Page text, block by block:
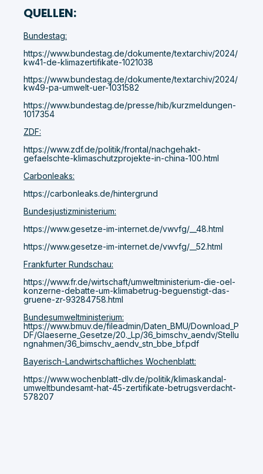
QUELLEN:
Bundestag:
https://www.bundestag.de/dokumente/textarchiv/2024/
kw41-de-klimazertifikate-1021038
https://www.bundestag.de/dokumente/textarchiv/2024/
kw49-pa-umwelt-uer-1031582
https://www.bundestag.de/presse/hib/kurzmeldungen-
1017354
ZDF:
https://www.zdf.de/politik/frontal/nachgehakt-
gefaelschte-klimaschutzprojekte-in-china-100.html
Carbonleaks:
https://carbonleaks.de/hintergrund
Bundesjustizministerium:
https://www.gesetze-im-internet.de/vwvfg/__48.html
https://www.gesetze-im-internet.de/vwvfg/__52.html
Frankfurter Rundschau:
https://www.fr.de/wirtschaft/umweltministerium-die-oel-
konzerne-debatte-um-klimabetrug-beguenstigt-das-
gruene-zr-93284758.html
Bundesumweltministerium:
https://www.bmuv.de/fileadmin/Daten_BMU/Download_P
DF/Glaeserne_Gesetze/20._Lp/36_bimschv_aendv/Stellu
ngnahmen/36_bimschv_aendv_stn_bbe_bf.pdf
Bayerisch-Landwirtschaftliches Wochenblatt:
https://www.wochenblatt-dlv.de/politik/klimaskandal-
umweltbundesamt-hat-45-zertifikate-betrugsverdacht-
578207